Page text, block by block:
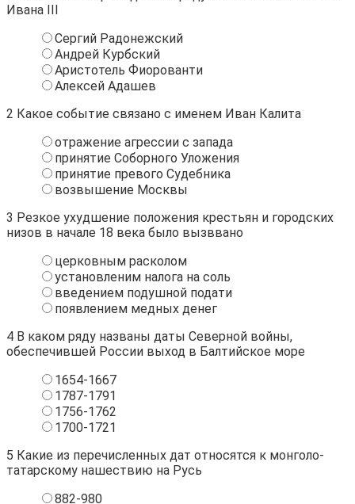
Ивана III
Сергий Радонежский
Андрей Курбский
Аристотель Фиорованти
Алексей Адашев
2 Какое событие связано с именем Иван Калита
отражение агрессии с запада
принятие Соборного Уложения
принятие превого Судебника
возвышение Москвы
3 Резкое ухудшение положения крестьян и городских
низов в начале 18 века было вызввано
церковным расколом
установленим налога на соль
введением подушной подати
появлением медных денег
4 В каком ряду названы даты Северной войны,
обеспечившей России выход в Балтийское море
1654-1667
1787-1791
1756-1762
1700-1721
5 Какие из перечисленных дат относятся к монголо-
татарскому нашествию на Русь
882-980